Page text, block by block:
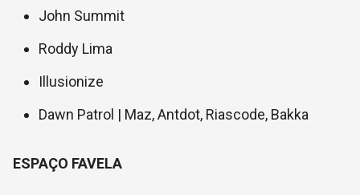
John Summit
Roddy Lima
Illusionize
Dawn Patrol | Maz, Antdot, Riascode, Bakka
ESPAÇO FAVELA